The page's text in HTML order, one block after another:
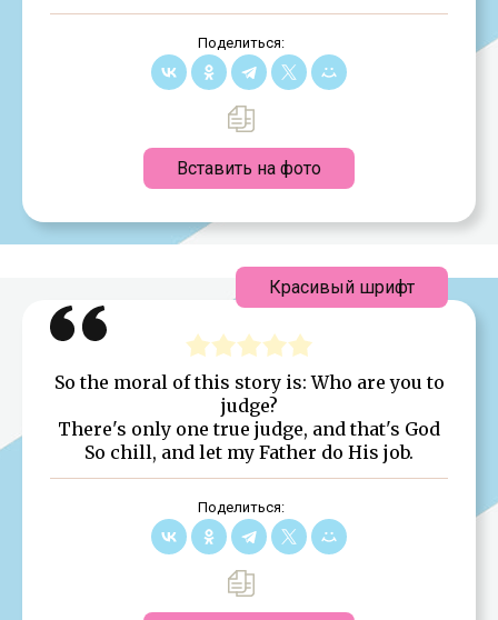
Поделиться:
Вставить на фото
So the moral of this story is: Who are you to
judge?
There's only one true judge, and that's God
So chill, and let my Father do His job.
Поделиться:
Красивый шрифт